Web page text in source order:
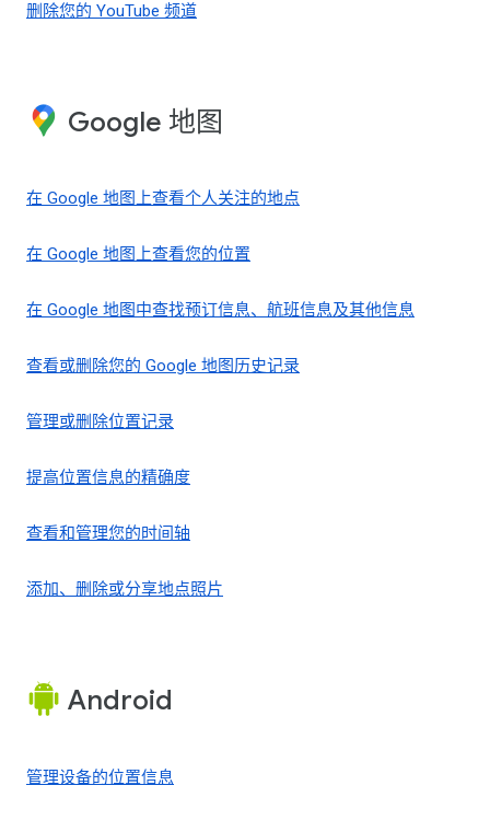
删除您的 YouTube 频道
Google 地图
在 Google 地图上查看个人关注的地点
在 Google 地图上查看您的位置
在 Google 地图中查找预订信息、航班信息及其他信息
查看或删除您的 Google 地图历史记录
管理或删除位置记录
提高位置信息的精确度
查看和管理您的时间轴
添加、删除或分享地点照片
Android
管理设备的位置信息